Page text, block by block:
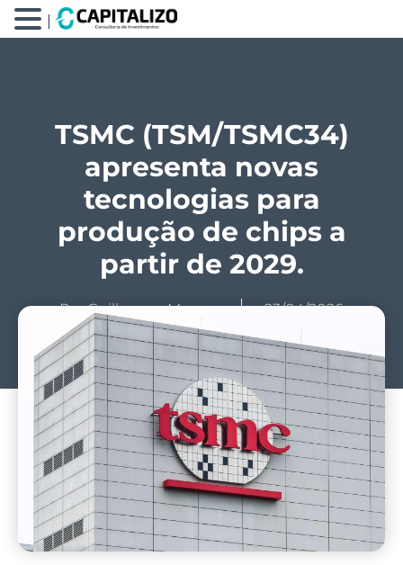
TSMC (TSM/TSMC34)
apresenta novas
tecnologias para
produção de chips a
partir de 2029.
PorGuilherme Moraes 23/04/2026